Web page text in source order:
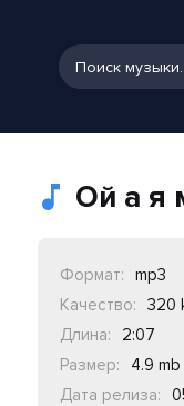
Ой а я
Формат:
mp3
Качество:
320
Длина:
2:07
Размер:
4.9 mb
Дата релиза: